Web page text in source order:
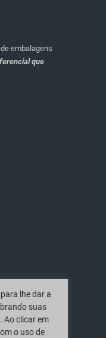
embalagens
que
lhe dar a
suas
Ao clicar em
o uso de